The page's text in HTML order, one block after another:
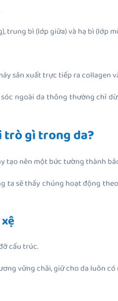
trung bì (lớp giữa) và hạ bì (lớp
sản xuất trực tiếp ra collagen
ngoài da thông thường chỉ
trò gì trong da?
tạo nên một bức tường thành
sẽ thấy chúng hoạt động
cấu trúc.
vững chãi, giữ cho da luôn có